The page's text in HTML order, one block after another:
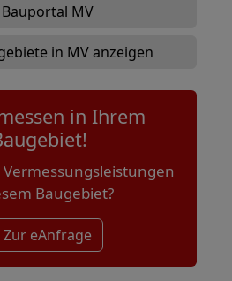
Bauportal MV
in MV anzeigen
in Ihrem
Vermessungsleistungen
Baugebiet?
Zur eAnfrage